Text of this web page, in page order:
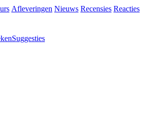
Afleveringen Nieuws Recensies Reacties
Suggesties